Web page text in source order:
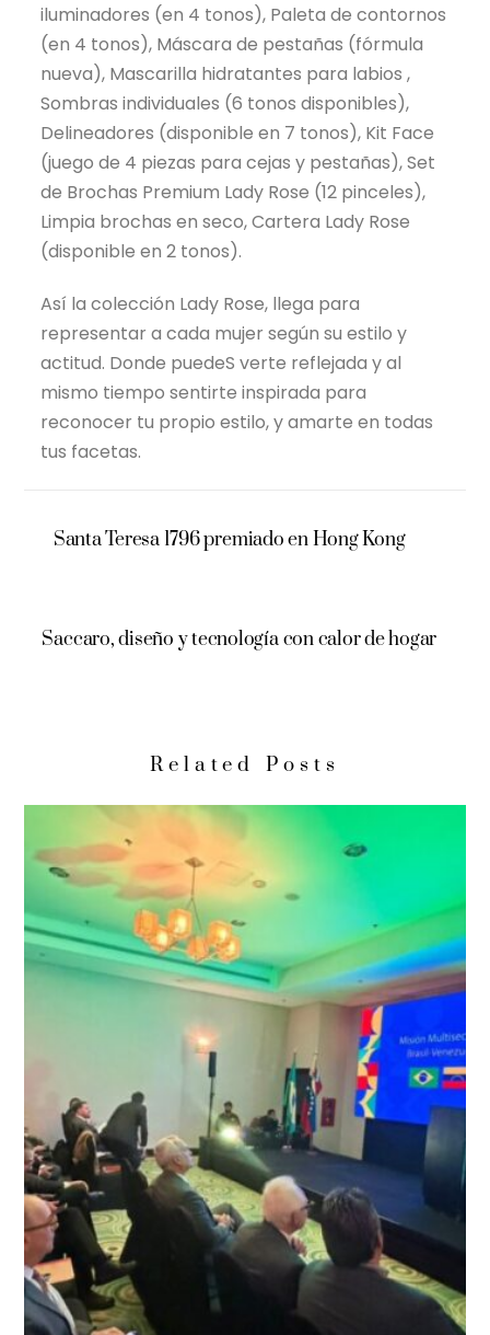
iluminadores (en 4 tonos), Paleta de contornos
(en 4 tonos), Máscara de pestañas (fórmula
nueva), Mascarilla hidratantes para labios ,
Sombras individuales (6 tonos disponibles),
Delineadores (disponible en 7 tonos), Kit Face
(juego de 4 piezas para cejas y pestañas), Set
de Brochas Premium Lady Rose (12 pinceles),
Limpia brochas en seco, Cartera Lady Rose
(disponible en 2 tonos).
Así la colección Lady Rose, llega para
representar a cada mujer según su estilo y
actitud. Donde puedeS verte reflejada y al
mismo tiempo sentirte inspirada para
reconocer tu propio estilo, y amarte en todas
tus facetas.
Santa Teresa 1796 premiado en Hong Kong
Saccaro, diseño y tecnología con calor de hogar
Related Posts